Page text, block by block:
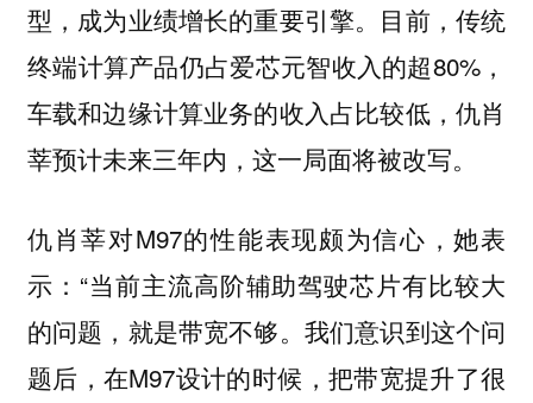
型，成为业绩增长的重要引擎。目前，传统
终端计算产品仍占爱芯元智收入的超80%，
车载和边缘计算业务的收入占比较低，仇肖
莘预计未来三年内，这一局面将被改写。
仇肖莘对M97的性能表现颇为信心，她表
示：“当前主流高阶辅助驾驶芯片有比较大
的问题，就是带宽不够。我们意识到这个问
题后，在M97设计的时候，把带宽提升了很